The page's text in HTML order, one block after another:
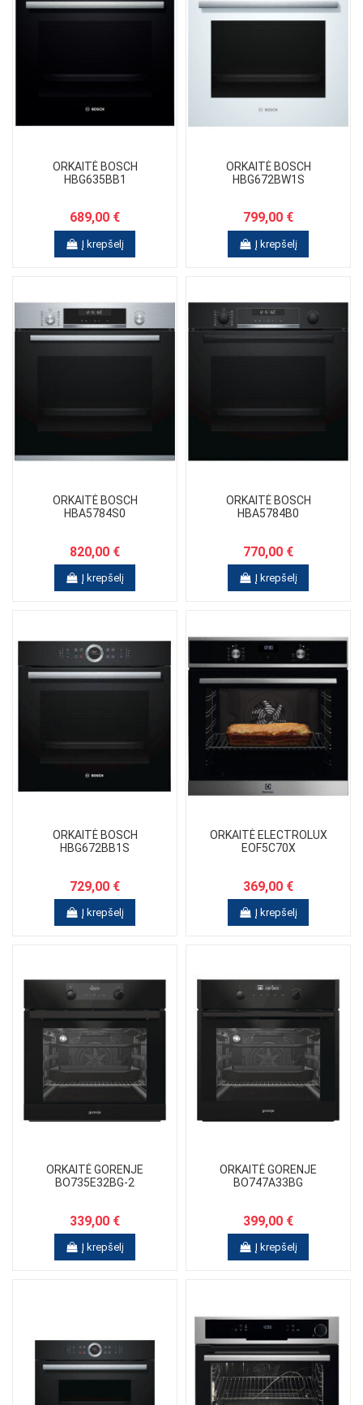
ORKAITĖ BOSCH
HBG635BB1
689,00 €
Į krepšelį
ORKAITĖ BOSCH
HBG672BW1S
799,00 €
Į krepšelį
ORKAITĖ BOSCH
HBA5784S0
820,00 €
Į krepšelį
ORKAITĖ BOSCH
HBA5784B0
770,00 €
Į krepšelį
ORKAITĖ BOSCH
HBG672BB1S
729,00 €
Į krepšelį
ORKAITĖ ELECTROLUX
EOF5C70X
369,00 €
Į krepšelį
ORKAITĖ GORENJE
BO735E32BG-2
339,00 €
Į krepšelį
ORKAITĖ GORENJE
BO747A33BG
399,00 €
Į krepšelį